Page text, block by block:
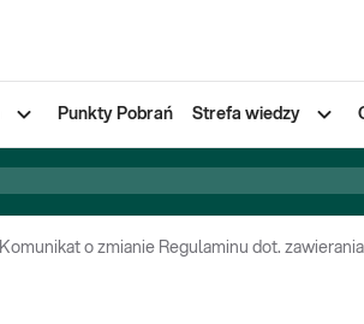
Punkty Pobrań Strefa wiedzy
Komunikat o zmianie Regulaminu dot.